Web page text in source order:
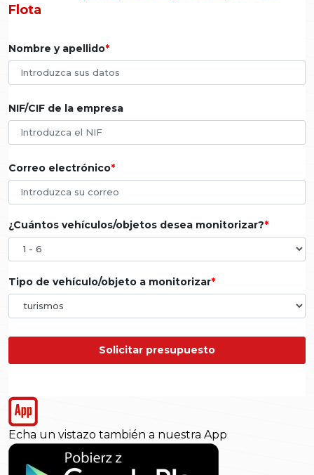
Flota
Nombre y apellido
NIF/CIF de la empresa
Correo electrónico
¿Cuántos vehículos/objetos desea monitorizar?
Tipo de vehículo/objeto a monitorizar
Solicitar presupuesto
Echa un vistazo también a nuestra App